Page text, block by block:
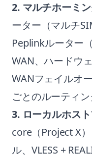
2. マルチホーミ
ーター（マルチ
Peplinkルーター
WAN、ハードウ
WANフェイルオ
ごとのルーティン
3. ローカルホス
core（Project X
ル、VLESS +